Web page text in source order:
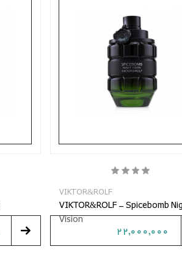
VIKTOR&ROLF
VIKTOR&ROLF - Spicebomb
Vision
22,000,000